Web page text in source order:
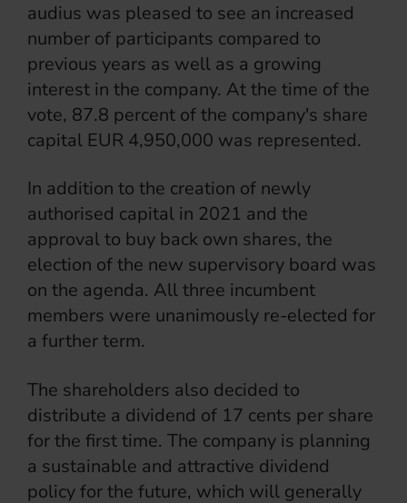
audius was pleased to see an increased
number of participants compared to
previous years as well as a growing
interest in the company. At the time of the
vote, 87.8 percent of the company's share
capital EUR 4,950,000 was represented.
In addition to the creation of newly
authorised capital in 2021 and the
approval to buy back own shares, the
election of the new supervisory board was
on the agenda. All three incumbent
members were unanimously re-elected for
a further term.
The shareholders also decided to
distribute a dividend of 17 cents per share
for the first time. The company is planning
a sustainable and attractive dividend
policy for the future, which will generally